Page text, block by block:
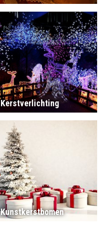
Kerstverlichting
Kunstkerstbomen